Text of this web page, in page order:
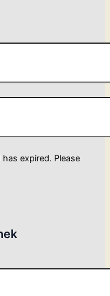
expired. Please